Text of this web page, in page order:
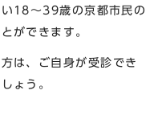
い18～39歳の京都市民の
ができます。
は、ご自身が受診でき
ょう。